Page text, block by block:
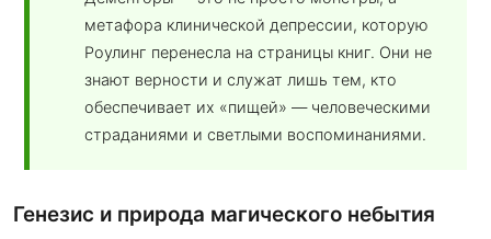
метафора клинической депрессии, которую
Роулинг перенесла на страницы книг. Они не
знают верности и служат лишь тем, кто
обеспечивает их «пищей» — человеческими
страданиями и светлыми воспоминаниями.
Генезис и природа магического небытия